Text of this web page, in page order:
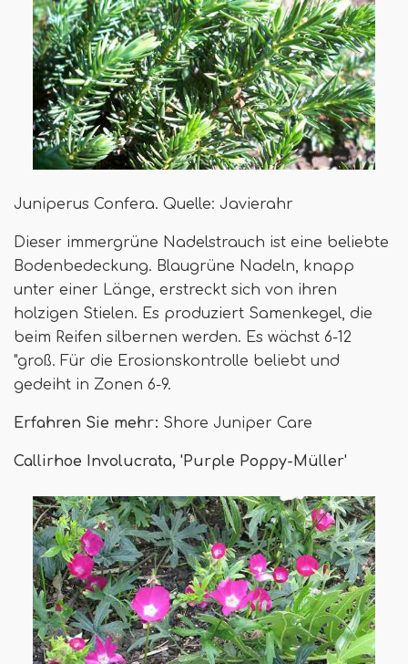
Juniperus Confera. Quelle: Javierahr
Dieser immergrüne Nadelstrauch ist eine beliebte
Bodenbedeckung. Blaugrüne Nadeln, knapp
unter einer Länge, erstreckt sich von ihren
holzigen Stielen. Es produziert Samenkegel, die
beim Reifen silbernen werden. Es wächst 6-12
"groß. Für die Erosionskontrolle beliebt und
gedeiht in Zonen 6-9.
Erfahren Sie mehr: Shore Juniper Care
Callirhoe Involucrata, 'Purple Poppy-Müller'